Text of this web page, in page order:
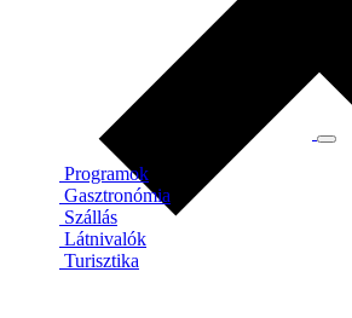
Programok
Gasztronómia
Szállás
Látnivalók
Turisztika